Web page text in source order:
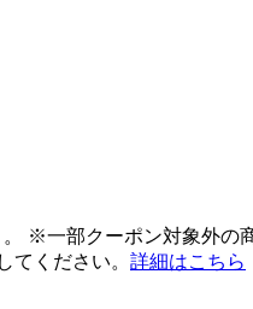
※一部クーポン対象外
てください。 詳細はこちら